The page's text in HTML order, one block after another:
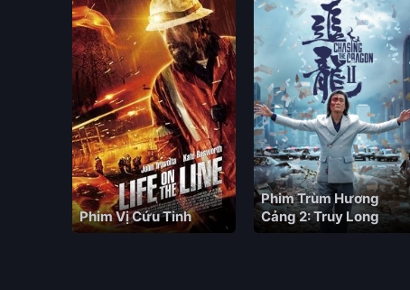
Phim Vị Cứu Tinh
Phim Trùm Hương
Cảng 2: Truy Long